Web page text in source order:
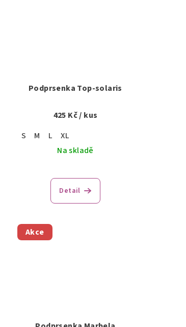
Podprsenka Top-solaris
425 Kč/ kus
S
M L
XL
Na skladě
Detail
Akce